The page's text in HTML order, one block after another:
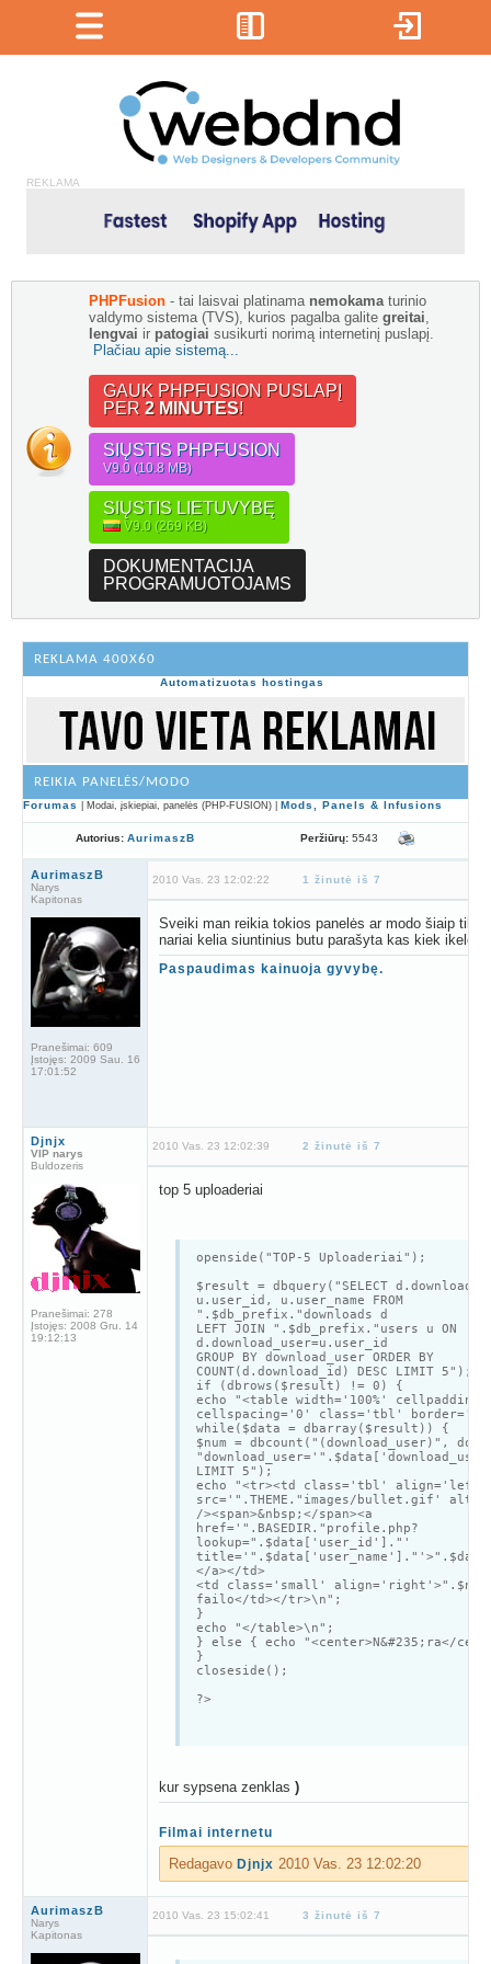
REKLAMA
PHPFusion - tai laisvai platinama nemokama turinio
valdymo sistema (TVS), kurios pagalba galite greitai
lengvai ir patogiai susikurti norimą internetinį puslapį.
Plačiau apie sistemą...
GAUK PHPFUSION PUSLAPĮ
PER 2 MINUTES!
SIŲSTIS PHPFUSION
V9.0 (10.8 MB)
SIŲSTIS LIETUVYBĘ
V9.0 (269 KB)
DOKUMENTACIJA
PROGRAMUOTOJAMS
REKLAMA 400X60
Automatizuotas hostingas
REIKIA PANELĖS/MODO
Forumas | Modai, įskiepiai, panelės (PHP-FUSION) | Mods, Panels & Infusions
Autorius: AurimaszB Peržiūrų: 5543
AurimaszB
Narys
Kapitonas
Pranešimai: 609
Įstojęs: 2009 Sau. 16
17:01:52
2010 Vas. 23 12:02:22 1 žinutė iš 7
Sveiki man reikia tokios panelės ar modo šiaip
nariai kelia siuntinius butu parašyta kas kiek ikelė
Paspaudimas kainuoja gyvybę.
Djnjx
VIP narys
Buldozeris
Pranešimai: 278
Įstojęs: 2008 Gru. 14
19:12:13
2010 Vas. 23 12:02:39 2 žinutė iš 7
top 5 uploaderiai
openside("TOP-5 Uploaderiai");
$result = dbquery("SELECT
u.user_id, u.user_name FROM
".$db_prefix."downloads d
LEFT JOIN ".$db_prefix."users u ON
d.download_user=u.user_id
GROUP BY download_user ORDER BY
COUNT(d.download_id) DESC LIMIT 5");
if (dbrows($result) != 0) {
echo "<table width='100%'
cellspacing='0' class='tbl'
while($data = dbarray($result)) {
$num = dbcount("(download_user)",
LIMIT 5");
echo "<tr><td class='tbl'
src='".THEME."images/bullet.gif'
/><span>&nbsp;</span><a
href='".BASEDIR."profile.php?
lookup=".$data['user_id']."'
</a></td>
<td class='small'
failo</td></tr>\n";
}
echo "</table>\n";
} else { echo "<center>N&#235;ra</
}
closeside();
?>
kur sypsena zenklas )
Filmai internetu
Redagavo Djnjx 2010 Vas. 23 12:02:20
AurimaszB
Narys
Kapitonas
2010 Vas. 23 15:02:41 3 žinutė iš 7